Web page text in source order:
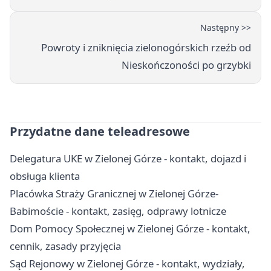
Następny >>
Powroty i zniknięcia zielonogórskich rzeźb od
Nieskończoności po grzybki
Przydatne dane teleadresowe
Delegatura UKE w Zielonej Górze - kontakt, dojazd i
obsługa klienta
Placówka Straży Granicznej w Zielonej Górze-
Babimoście - kontakt, zasięg, odprawy lotnicze
Dom Pomocy Społecznej w Zielonej Górze - kontakt,
cennik, zasady przyjęcia
Sąd Rejonowy w Zielonej Górze - kontakt, wydziały,